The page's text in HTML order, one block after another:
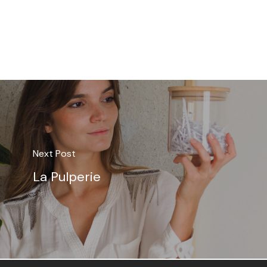
Next Post
La Pulperie